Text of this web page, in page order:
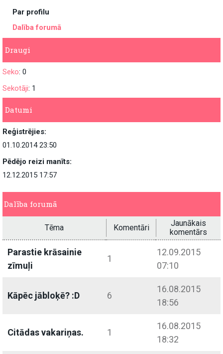
Par profilu
Dalība forumā
Draugi
Seko: 0
Sekotāji: 1
Datumi
Reģistrējies:
01.10.2014 23:50
Pēdējo reizi manīts:
12.12.2015 17:57
Dalība forumā
Tēma Komentāri
Jaunākais
komentārs
Parastie krāsainie
zīmuļi
1
12.09.2015
07:10
Kāpēc jābloķē? :D 6
16.08.2015
18:56
Citādas vakariņas. 1
16.08.2015
18:32